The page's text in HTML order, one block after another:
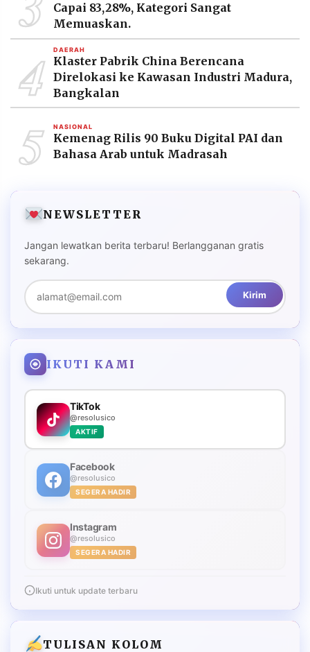
Capai 83,28%, Kategori Sangat
Memuaskan.
4 DAERAH
Klaster Pabrik China Berencana
Direlokasi ke Kawasan Industri Madura,
Bangkalan
5 NASIONAL
Kemenag Rilis 90 Buku Digital PAI dan
Bahasa Arab untuk Madrasah
NEWSLETTER
Jangan lewatkan berita terbaru! Berlangganan gratis
sekarang.
Kirim
IKUTI KAMI
TikTok
@resolusico
AKTIF
Facebook
@resolusico
SEGERA HADIR
Instagram
@resolusico
SEGERA HADIR
Ikuti untuk update terbaru
TULISAN KOLOM